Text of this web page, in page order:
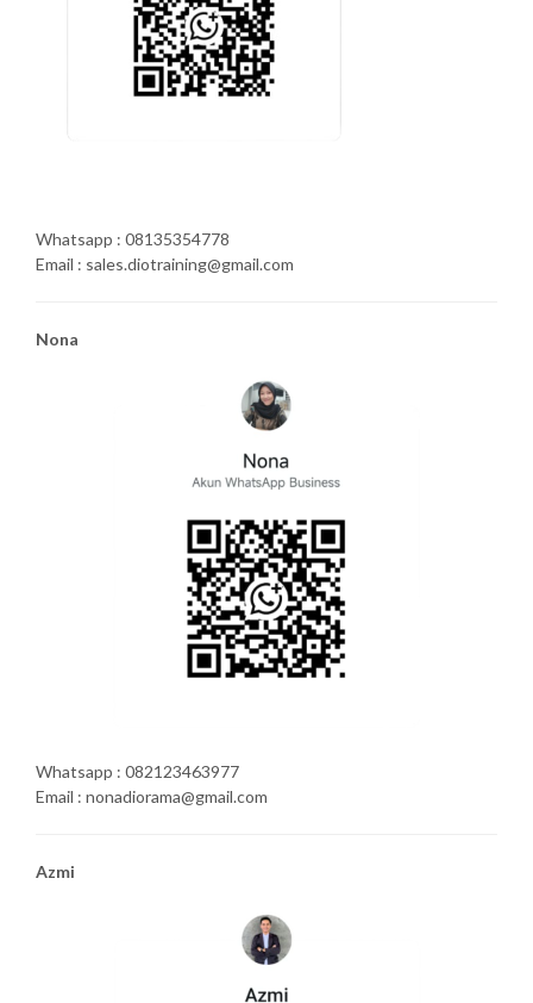
Whatsapp : 08135354778
Email : sales.diotraining@gmail.com
Nona
Whatsapp : 082123463977
Email : nonadiorama@gmail.com
Azmi